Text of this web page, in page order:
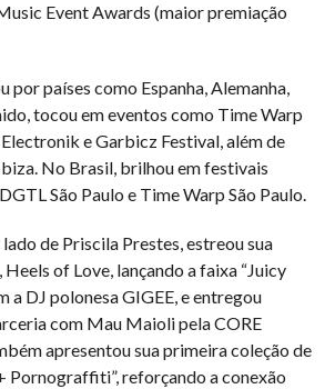
Event Awards (maior premiação
por países como Espanha, Alemanha,
tocou em eventos como Time Warp
e Garbicz Festival, além de
No Brasil, brilhou em festivais
São Paulo e Time Warp São Paulo.
de Priscila Prestes, estreou sua
of Love, lançando a faixa “Juicy
a DJ polonesa GIGEE, e entregou
com Mau Maioli pela CORE
apresentou sua primeira coleção de
Pornograffiti”, reforçando a conexão